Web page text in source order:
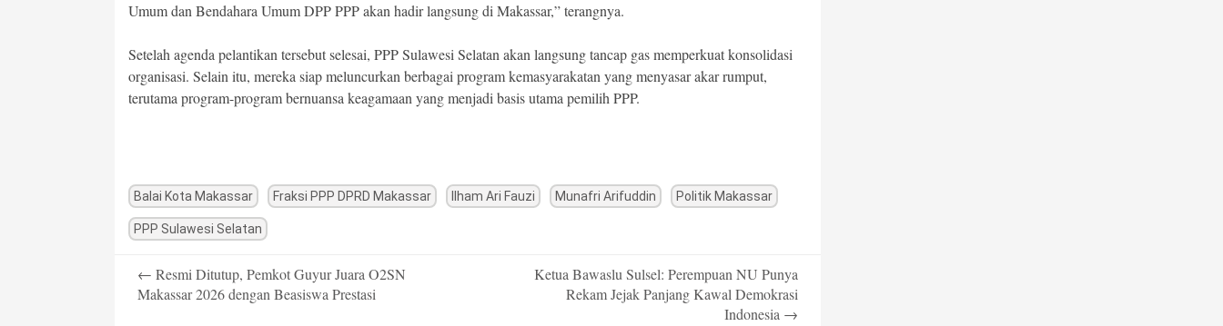
Umum dan Bendahara Umum DPP PPP akan hadir langsung di Makassar,” terangnya.
Setelah agenda pelantikan tersebut selesai, PPP Sulawesi Selatan akan langsung tancap gas memperkuat konsolidasi
organisasi. Selain itu, mereka siap meluncurkan berbagai program kemasyarakatan yang menyasar akar rumput,
terutama program-program bernuansa keagamaan yang menjadi basis utama pemilih PPP.
Balai Kota Makassar Fraksi PPP DPRD Makassar Ilham Ari Fauzi Munafri Arifuddin Politik Makassar
PPP Sulawesi Selatan
navigation
← Resmi Ditutup, Pemkot Guyur Juara O2SN
Makassar 2026 dengan Beasiswa Prestasi
Ketua Bawaslu Sulsel: Perempuan NU Punya
Rekam Jejak Panjang Kawal Demokrasi
Indonesia →